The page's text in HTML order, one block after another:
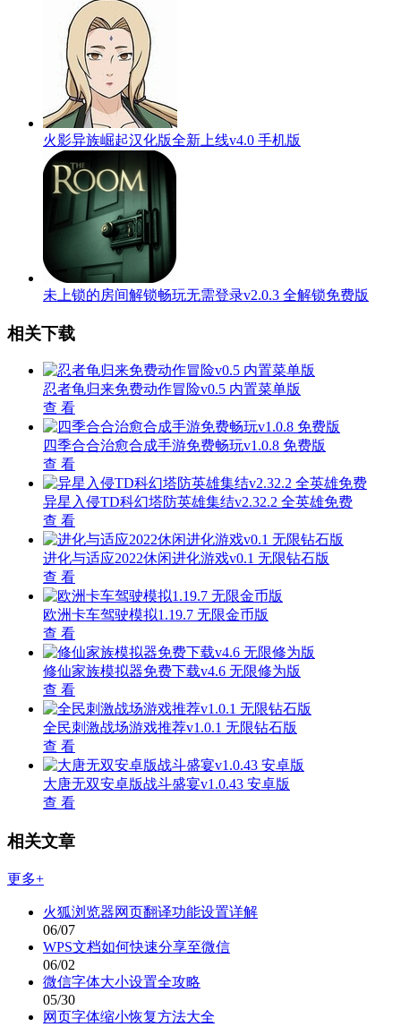
火影异族崛起汉化版全新上线v4.0 手机版
未上锁的房间解锁畅玩无需登录v2.0.3 全解锁免费版
相关下载
忍者龟归来免费动作冒险v0.5 内置菜单版
查 看
四季合合治愈合成手游免费畅玩v1.0.8 免费版
查 看
异星入侵TD科幻塔防英雄集结v2.32.2 全英雄免费
查 看
进化与适应2022休闲进化游戏v0.1 无限钻石版
查 看
欧洲卡车驾驶模拟1.19.7 无限金币版
查 看
修仙家族模拟器免费下载v4.6 无限修为版
查 看
全民刺激战场游戏推荐v1.0.1 无限钻石版
查 看
大唐无双安卓版战斗盛宴v1.0.43 安卓版
查 看
相关文章
更多+
火狐浏览器网页翻译功能设置详解
06/07
WPS文档如何快速分享至微信
06/02
微信字体大小设置全攻略
05/30
网页字体缩小恢复方法大全